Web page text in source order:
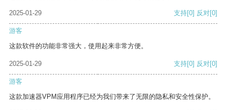
2025-01-29 支持[0] 反对[0]
游客
这款软件的功能非常强大，使用起来非常方便。
2025-01-29 支持[0] 反对[0]
游客
这款加速器VPM应用程序已经为我们带来了无限的隐私和安全性保护。